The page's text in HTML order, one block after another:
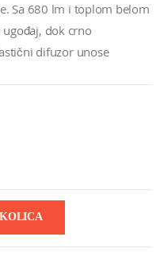
Sa 680 lm i toplom belom
dok crno
difuzor unose